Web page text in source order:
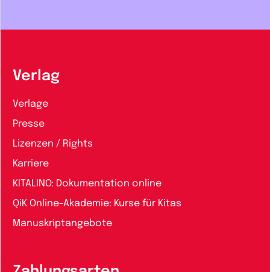
Verlag
Verlage
Presse
Lizenzen / Rights
Karriere
KITALINO: Dokumentation online
QiK Online-Akademie: Kurse für Kitas
Manuskriptangebote